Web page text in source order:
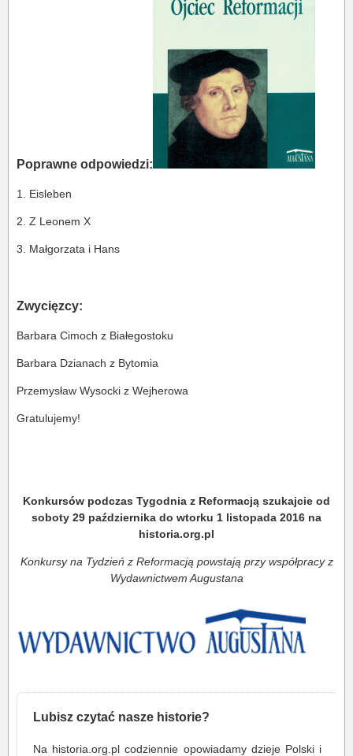
Poprawne odpowiedzi:
1. Eisleben
2. Z Leonem X
3. Małgorzata i Hans
Zwycięzcy:
Barbara Cimoch z Białegostoku
Barbara Dzianach z Bytomia
Przemysław Wysocki z Wejherowa
Gratulujemy!
Konkursów podczas Tygodnia z Reformacją szukajcie od
soboty 29 października do wtorku 1 listopada 2016 na
historia.org.pl
Konkursy na Tydzień z Reformacją powstają przy współpracy z
Wydawnictwem Augustana
Lubisz czytać nasze historie?
Na historia.org.pl codziennie opowiadamy dzieje Polski i